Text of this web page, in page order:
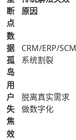
断
点
原因
数
据
孤
岛
CRM/ERP/SCM
系统割裂
用
户
失
焦
脱离真实需求
做数字化
效